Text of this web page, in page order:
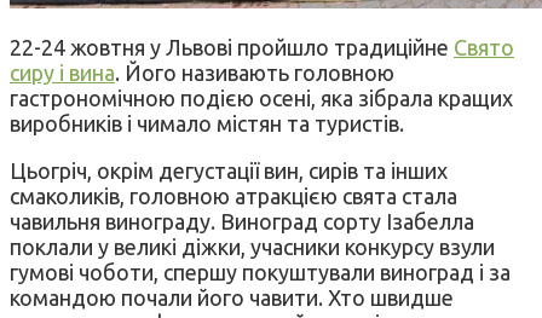
22-24 жовтня у Львові пройшло традиційне Свято
сиру і вина. Його називають головною
гастрономічною подією осені, яка зібрала кращих
виробників і чимало містян та туристів.
Цьогріч, окрім дегустації вин, сирів та інших
смаколиків, головною атракцією свята стала
чавильня винограду. Виноград сорту Ізабелла
поклали у великі діжки, учасники конкурсу взули
гумові чоботи, спершу покуштували виноград і за
командою почали його чавити. Хто швидше